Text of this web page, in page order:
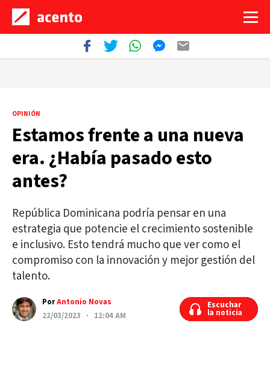
OPINIÓN
Estamos frente a una nueva
era. ¿Había pasado esto
antes?
República Dominicana podría pensar en una
estrategia que potencie el crecimiento sostenible
e inclusivo. Esto tendrá mucho que ver como el
compromiso con la innovación y mejor gestión del
talento.
PorAntonio Novas
22/03/2023 · 12:04 AM
Escuchar
la noticia
Escuchar
la noticia